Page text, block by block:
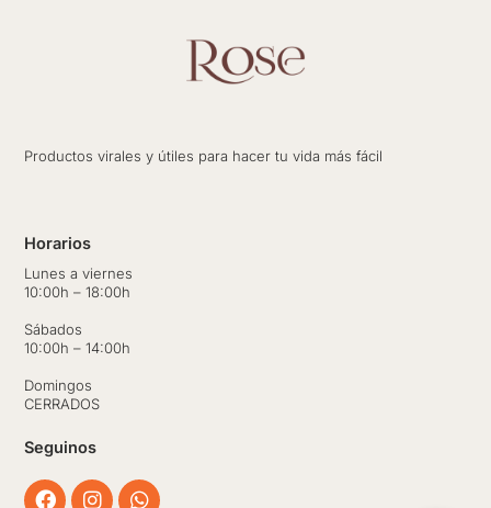
Productos virales y útiles para hacer tu vida más fácil
Horarios
Lunes a viernes
10:00h – 18:00h
Sábados
10:00h – 14:00h
Domingos
CERRADOS
Seguinos
Facebook
InstagramWhatsapp